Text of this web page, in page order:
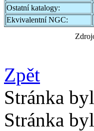
Ostatní katalogy:
Ekvivalentní NGC:
Zpět
Stránka
Stránka